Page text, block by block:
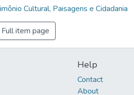
Cultural, Paisagens e Cidadania
Full item page
Help
Contact
About